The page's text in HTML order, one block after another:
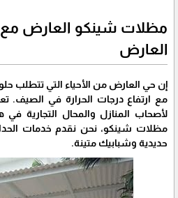
مظلات شينكو العارض
العارض
إن حي العارض من الأحياء التي تتطلب
مع ارتفاع درجات الحرارة في الصيف.
لأصحاب المنازل والمحال التجارية في
مظلات شينكو، نحن نقدم خدمات
حديدية وشبابيك متينة.